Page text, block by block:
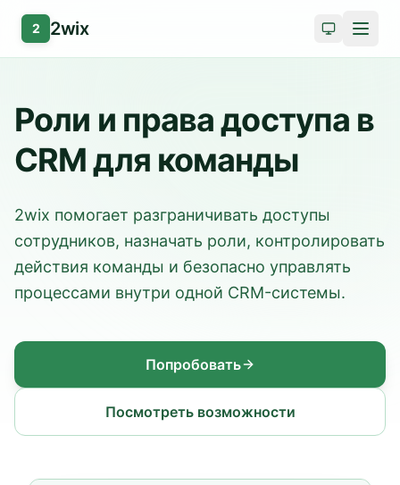
2 2wix
Роли и права доступа в
CRM для команды
2wix помогает разграничивать доступы
сотрудников, назначать роли, контролировать
действия команды и безопасно управлять
процессами внутри одной CRM-системы.
Попробовать
Посмотреть возможности